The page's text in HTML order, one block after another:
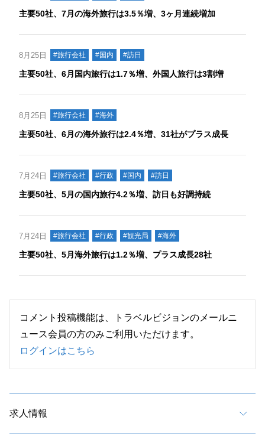
主要50社、7月の海外旅行は3.5％増、3ヶ月連続増加
8月25日 #旅行会社 #国内 #訪日
主要50社、6月国内旅行は1.7％増、外国人旅行は3割増
8月25日 #旅行会社 #海外
主要50社、6月の海外旅行は2.4％増、31社がプラス成長
7月24日 #旅行会社 #行政 #国内 #訪日
主要50社、5月の国内旅行4.2％増、訪日も好調持続
7月24日 #旅行会社 #行政 #観光局 #海外
主要50社、5月海外旅行は1.2％増、プラス成長28社
コメント投稿機能は、トラベルビジョンのメールニ
ュース会員の方のみご利用いただけます。
ログインはこちら
求人情報